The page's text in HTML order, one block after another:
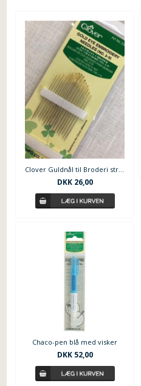
Clover Guldnål til Broderi str. 3-9
DKK 26,00
Chaco-pen blå med visker
DKK 52,00